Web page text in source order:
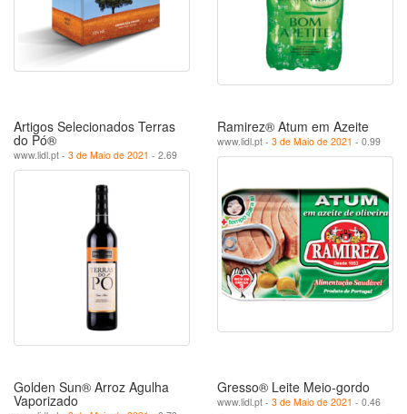
Artigos Selecionados Terras
do Pó®
www.lidl.pt - 3 de Maio de 2021 - 2.69
Ramirez® Atum em Azeite
www.lidl.pt - 3 de Maio de 2021 - 0.99
Golden Sun® Arroz Agulha
Vaporizado
Gresso® Leite Meio-gordo
www.lidl.pt - 3 de Maio de 2021 - 0.46